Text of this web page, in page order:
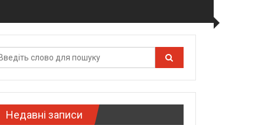
Недавні записи